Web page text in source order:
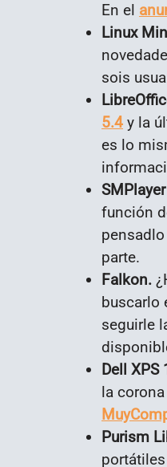
En el
Linux
sois
5.4 y la
es lo
función
parte.
Falkon.
buscarlo
seguirle
Dell XPS
la
Purism